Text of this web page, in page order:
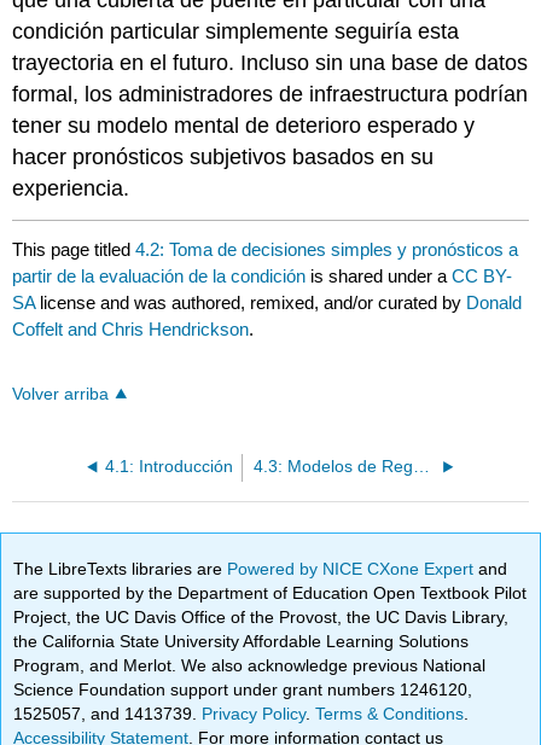
condición particular simplemente seguiría esta
trayectoria en el futuro. Incluso sin una base de datos
formal, los administradores de infraestructura podrían
tener su modelo mental de deterioro esperado y
hacer pronósticos subjetivos basados en su
experiencia.
This page titled4.2: Toma de decisiones simples y pronósticos a
partir de la evaluación de la condición is shared under aCC BY-
SA license and was authored, remixed, and/or curated by Donald
Coffelt and Chris Hendrickson.
Volver arriba
4.1: Introducción 4.3: Modelos de Regresión
The LibreTexts libraries are Powered by NICE CXone Expertand
are supported by the Department of Education Open Textbook Pilot
Project, the UC Davis Office of the Provost, the UC Davis Library,
the California State University Affordable Learning Solutions
Program, and Merlot. We also acknowledge previous National
Science Foundation support under grant numbers 1246120,
1525057, and 1413739. Privacy Policy.Terms & Conditions
Accessibility Statement . For more information contact us